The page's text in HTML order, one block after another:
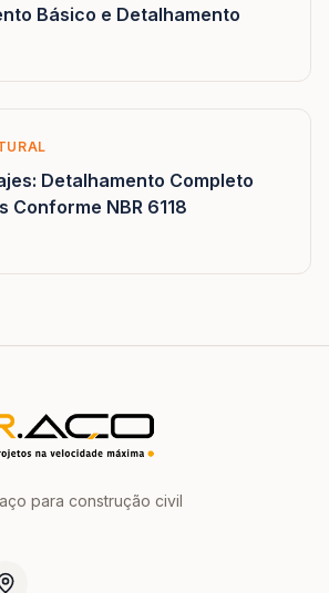
Básico e Detalhamento
Detalhamento Completo
Conforme NBR 6118
para construção civil